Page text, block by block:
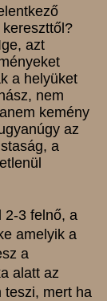
azt
a helyüket
nem
kemény
az
a
2-3 felnő, a
amelyik a
a
alatt az
teszi, mert ha